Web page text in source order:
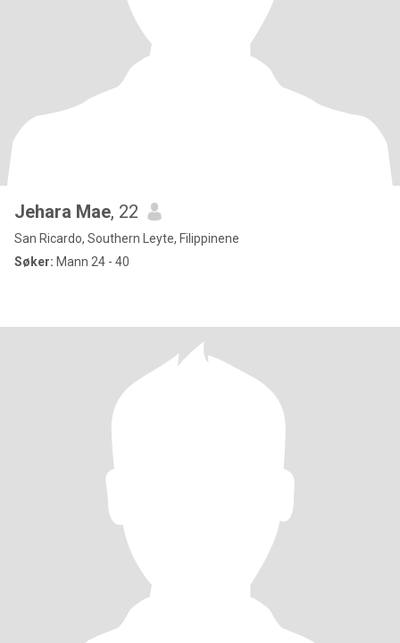
Jehara Mae, 22
San Ricardo, Southern Leyte, Filippinene
Søker: Mann 24 - 40